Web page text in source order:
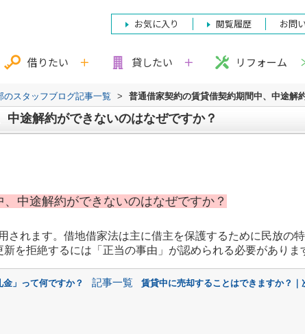
お気に入り 閲覧履歴 お問
借りたい 貸したい リフォーム
のスタッフブログ記事一覧 > 普通借家契約の賃貸借契約期間中、中途解
途解約ができないのはなぜですか？
中途解約ができないのはなぜですか？
されます。借地借家法は主に借主を保護するために民放の
を拒絶するには「正当の事由」が認められる必要がありま
」って何ですか？ 記事一覧 賃貸中に売却することはできますか？